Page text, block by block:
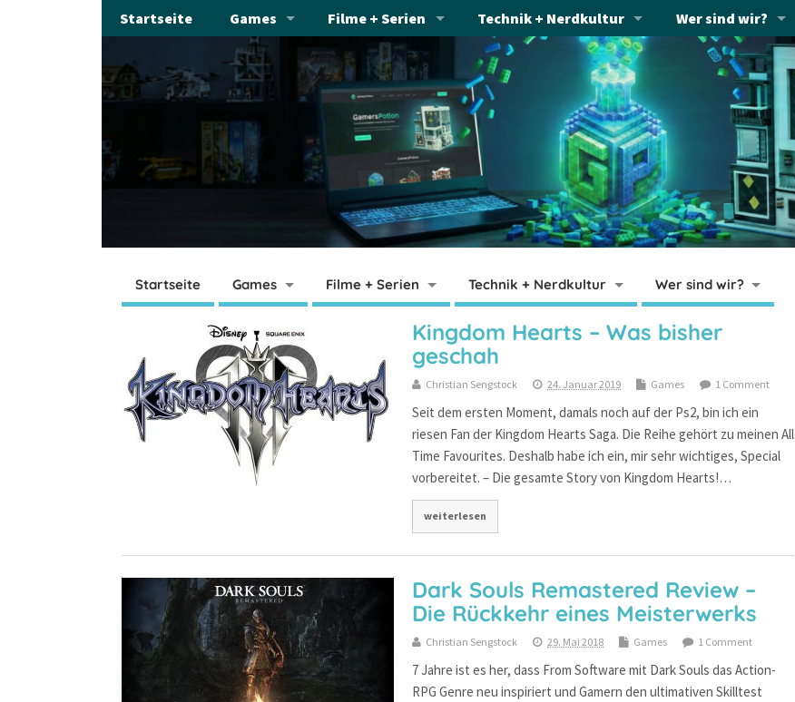
Startseite Games Filme + Serien Technik + Nerdkultur Wer sind wir?
Startseite Games Filme + Serien Technik + Nerdkultur Wer sind wir?
Kingdom Hearts – Was bisher
geschah
Christian Sengstock 24. Januar 2019 Games 1 Comment
Seit dem ersten Moment, damals noch auf der Ps2, bin ich ein
riesen Fan der Kingdom Hearts Saga. Die Reihe gehört zu meinen All
Time Favourites. Deshalb habe ich ein, mir sehr wichtiges, Special
vorbereitet. – Die gesamte Story von Kingdom Hearts!…
weiterlesen
Dark Souls Remastered Review –
Die Rückkehr eines Meisterwerks
Christian Sengstock 29. Mai 2018 Games 1 Comment
7 Jahre ist es her, dass From Software mit Dark Souls das Action-
RPG Genre neu inspiriert und Gamern den ultimativen Skilltest